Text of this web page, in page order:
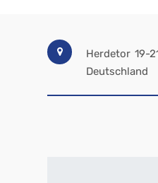
Herdetor 19-
Deutschland